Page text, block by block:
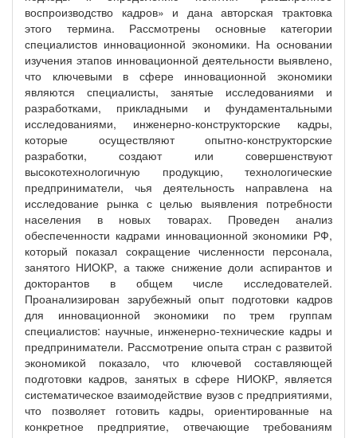
воспроизводство кадров» и дана авторская трактовка
этого термина. Рассмотрены основные категории
специалистов инновационной экономики. На основании
изучения этапов инновационной деятельности выявлено,
что ключевыми в сфере инновационной экономики
являются специалисты, занятые исследованиями и
разработками, прикладными и фундаментальными
исследованиями, инженерно-конструкторские кадры,
которые осуществляют опытно-конструкторские
разработки, создают или совершенствуют
высокотехнологичную продукцию, технологические
предприниматели, чья деятельность направлена на
исследование рынка с целью выявления потребности
населения в новых товарах. Проведен анализ
обеспеченности кадрами инновационной экономики РФ,
который показал сокращение численности персонала,
занятого НИОКР, а также снижение доли аспирантов и
докторантов в общем числе исследователей.
Проанализирован зарубежный опыт подготовки кадров
для инновационной экономики по трем группам
специалистов: научные, инженерно-технические кадры и
предприниматели. Рассмотрение опыта стран с развитой
экономикой показало, что ключевой составляющей
подготовки кадров, занятых в сфере НИОКР, является
систематическое взаимодействие вузов с предприятиями,
что позволяет готовить кадры, ориентированные на
конкретное предприятие, отвечающие требованиям